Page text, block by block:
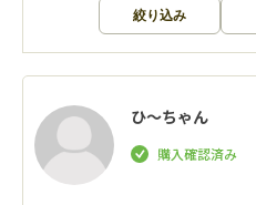
絞り込み
ひ〜ちゃん